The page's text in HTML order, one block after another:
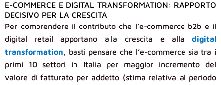
E-COMMERCE E DIGITAL TRANSFORMATION: RAPPORTO
DECISIVO PER LA CRESCITA
Per comprendere il contributo che l’e-commerce b2b e il
digital retail apportano alla crescita e alla digital
transformation, basti pensare che l’e-commerce sia tra i
primi 10 settori in Italia per maggior incremento del
valore di fatturato per addetto (stima relativa al periodo